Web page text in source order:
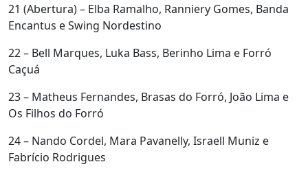
21 (Abertura) – Elba Ramalho, Ranniery Gomes, Banda
Encantus e Swing Nordestino
22 – Bell Marques, Luka Bass, Berinho Lima e Forró
Caçuá
23 – Matheus Fernandes, Brasas do Forró, João Lima e
Os Filhos do Forró
24 – Nando Cordel, Mara Pavanelly, Israell Muniz e
Fabrício Rodrigues